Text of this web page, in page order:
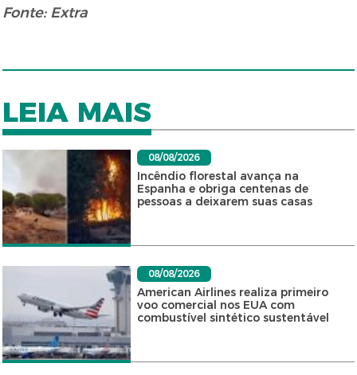
Fonte: Extra
LEIA MAIS
08/08/2026
Incêndio florestal avança na
Espanha e obriga centenas de
pessoas a deixarem suas casas
08/08/2026
American Airlines realiza primeiro
voo comercial nos EUA com
combustível sintético sustentável